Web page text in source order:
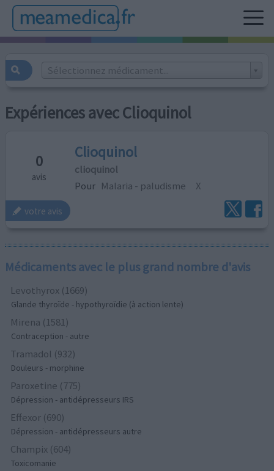
Sélectionnez médicament...
Expériences avec Clioquinol
0
avis
Clioquinol
clioquinol
Pour Malaria - paludisme X
votre avis
Médicaments avec le plus grand nombre d'avis
Levothyrox (1669)
Glande thyroïde - hypothyroïdie (à action lente)
Mirena (1581)
Contraception - autre
Tramadol (932)
Douleurs - morphine
Paroxetine (775)
Dépression - antidépresseurs IRS
Effexor (690)
Dépression - antidépresseurs autre
Champix (604)
Toxicomanie